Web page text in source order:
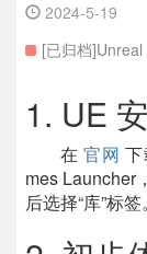
2024-5-19
[已归档]Unreal
1. UE
在官网
mes Launcher
后选择“库”标